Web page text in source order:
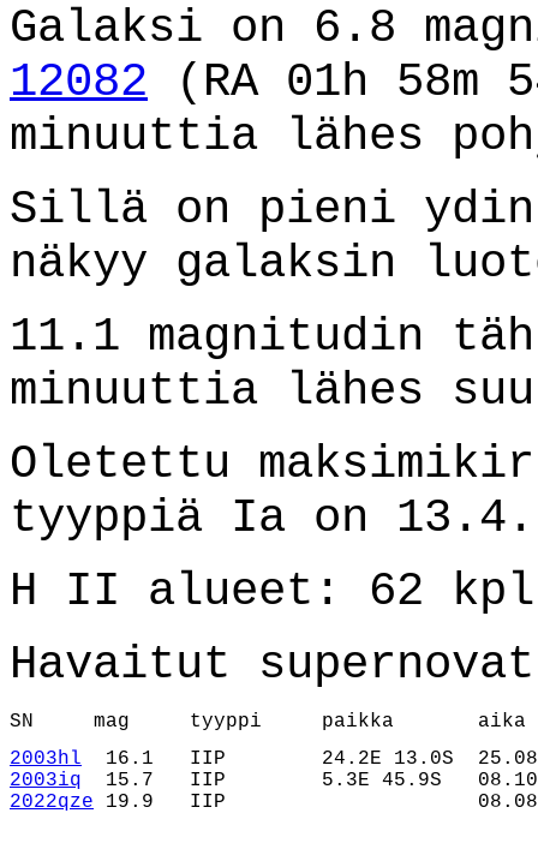
Galaksi on 6.8
12082 (RA 01h 58m
minuuttia lähes
Sillä on pieni
näkyy galaksin
11.1 magnitudin
minuuttia lähes
Oletettu
tyyppiä Ia on 13.4.
H II alueet: 62 kpl
Havaitut
SN     mag     tyyppi     paikka       aika
2003hl
2003iq
2022qze 19.9   IIP